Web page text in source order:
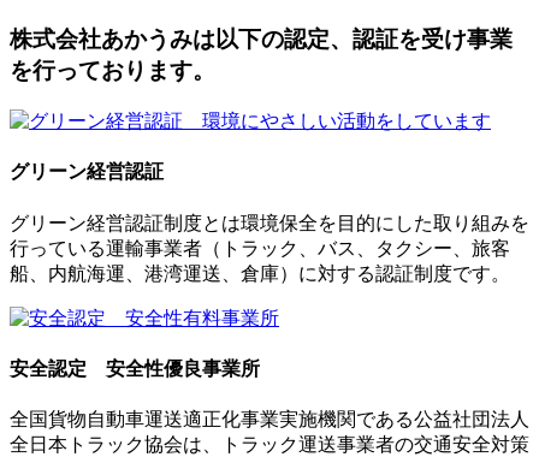
株式会社あかうみは以下の認定、認証を受け事業
を行っております。
グリーン経営認証
グリーン経営認証制度とは環境保全を目的にした取り組みを
行っている運輸事業者（トラック、バス、タクシー、旅客
船、内航海運、港湾運送、倉庫）に対する認証制度です。
安全認定 安全性優良事業所
全国貨物自動車運送適正化事業実施機関である公益社団法人
全日本トラック協会は、トラック運送事業者の交通安全対策